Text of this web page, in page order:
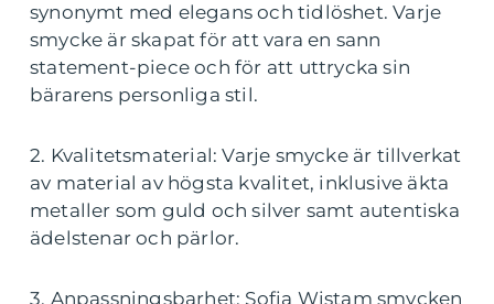
synonymt med elegans och tidlöshet. Varje
smycke är skapat för att vara en sann
statement-piece och för att uttrycka sin
bärarens personliga stil.
2. Kvalitetsmaterial: Varje smycke är tillverkat
av material av högsta kvalitet, inklusive äkta
metaller som guld och silver samt autentiska
ädelstenar och pärlor.
3. Anpassningsbarhet: Sofia Wistam smycken